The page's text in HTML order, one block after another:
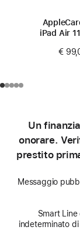
iPad Air
€
Un
onorare.
prestito
Messaggio
Smart
indeterminato